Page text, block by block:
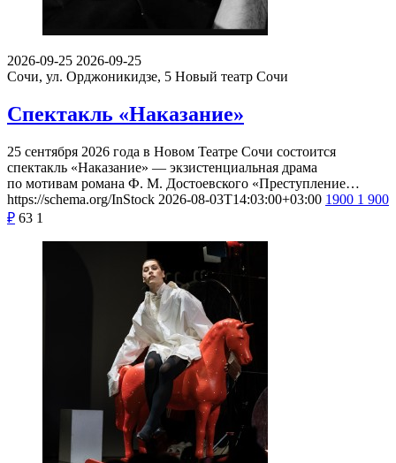
2026-09-25 2026-09-25
Сочи, ул. Орджоникидзе, 5 Новый театр Сочи
Спектакль «Наказание»
25 сентября 2026 года в Новом Театре Сочи состоится
спектакль «Наказание» — экзистенциальная драма
по мотивам романа Ф. М. Достоевского «Преступление…
https://schema.org/InStock 2026-08-03T14:03:00+03:00 1900 1 900
₽ 63 1